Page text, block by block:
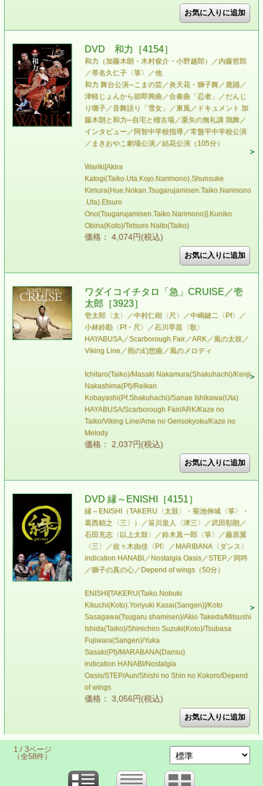
DVD 和力［4154］
和力（加藤木朗・木村俊介・小野越郎）／内藤哲郎
／帯名久仁子〈箏〉／他
和力 舞台公演─こまの芸／炎天花・獅子舞／鹿踊／
津軽じょんから節即興曲／合奏曲「忍者」／だんじ
り囃子／音舞語り「雪女」／東風／ドキュメント 加
藤木朗と和力─自宅と稽古場／栗矢の無礼講 鶏舞／
インタビュー／阿智中学校指導／常盤平中学校公演
／まきおやこ劇場公演／結花公演（105分）
Wariki[Akira
Katogi(Taiko.Uta.Kojo.Narimono).Shunsuke
Kimura(Hue.Nokan.Tsugarujamisen.Taiko.Narimono
.Uta).Etsuro
Ono(Tsugarujamisen.Taiko.Narimono)].Kuniko
Obina(Koto)/Tetsuro Naito(Taiko)
価格： 4,074円(税込)
ワダイコイチタロ「急」CRUISE／壱
太郎［3923］
壱太郎〈太〉／中村仁樹〈尺〉／中嶋鍵二〈Pf〉／
小林鈴勘〈Pf・尺〉／石川早苗〈歌〉
HAYABUSA／Scarborough Fair／ARK／風の太鼓／
Viking Line／雨の幻想曲／風のメロディ
Ichitaro(Taiko)/Masaki Nakamura(Shakuhachi)/Kenji
Nakashima(Pf)/Reikan
Kobayashi(Pf.Shakuhachi)/Sanae Ishikawa(Uta)
HAYABUSA/Scarborough Fair/ARK/Kaze no
Taiko/Viking Line/Ame no Gensokyoku/Kaze no
Melody
価格： 2,037円(税込)
DVD 縁～ENISHI［4151］
縁～ENISHI（TAKERU〈太鼓〉・菊池伸城〈箏〉・
葛西頼之〈三〉）／笹川皇人〈津三〉／武田彰朗／
石田充志〈以上太鼓〉／鈴木真一郎〈箏〉／藤原翼
〈三〉／佐々木由佳〈Pf〉／MARIBANA〈ダンス〉
indication HANABI／Nostalgia Oasis／STEP／阿吽
／獅子の真の心／Depend of wings（50分）
ENISHI[TAKERU(Taiko.Nobuki
Kikuchi(Koto).Yoriyuki Kasai(Sangen)]/Koto
Sasagawa(Tsugaru shamisen)/Akio Takeda/Mitsushi
Ishida(Taiko)/Shinichiro Suzuki(Koto)/Tsubasa
Fujiwara(Sangen)/Yuka
Sasaki(Pf)/MARABANA(Dansu)
indication HANABI/Nostalgia
Oasis/STEP/Aun/Shishi no Shin no Kokoro/Depend
of wings
価格： 3,056円(税込)
1 / 3ページ
（全58件）